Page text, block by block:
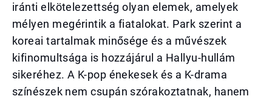
iránti elkötelezettség olyan elemek, amelyek
mélyen megérintik a fiatalokat. Park szerint a
koreai tartalmak minősége és a művészek
kifinomultsága is hozzájárul a Hallyu-hullám
sikeréhez. A K-pop énekesek és a K-drama
színészek nem csupán szórakoztatnak, hanem